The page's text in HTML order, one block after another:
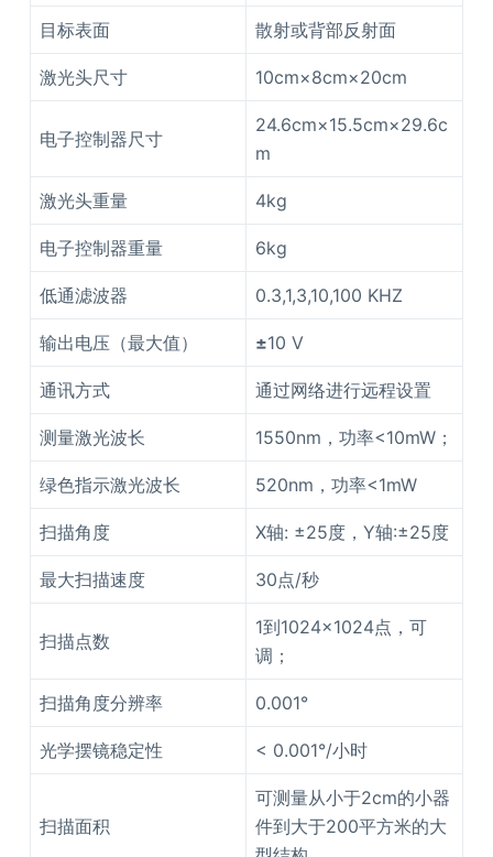
目标表面 散射或背部反射面
激光头尺寸 10cm×8cm×20cm
电子控制器尺寸
24.6cm×15.5cm×29.6c
m
激光头重量 4kg
电子控制器重量 6kg
低通滤波器 0.3,1,3,10,100 KHZ
输出电压（最大值） ±10 V
通讯方式 通过网络进行远程设置
测量激光波长 1550nm，功率<10mW；
绿色指示激光波长 520nm，功率<1mW
扫描角度 X轴: ±25度，Y轴:±25度
最大扫描速度 30点/秒
扫描点数
1到1024×1024点，可
调；
扫描角度分辨率 0.001°
光学摆镜稳定性 < 0.001°/小时
扫描面积
可测量从小于2cm的小器
件到大于200平方米的大